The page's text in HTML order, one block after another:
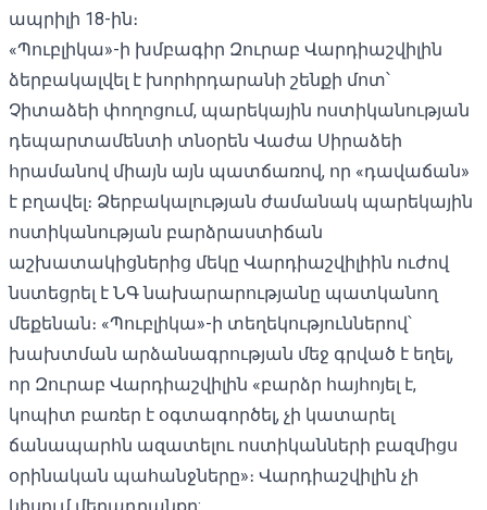
ապրիլի 18-ին։
«Պուբլիկա»-ի խմբագիր Զուրաբ Վարդիաշվիլին
ձերբակալվել է խորհրդարանի շենքի մոտ՝
Չիտաձեի փողոցում, պարեկային ոստիկանության
դեպարտամենտի տնօրեն Վաժա Սիրաձեի
հրամանով միայն այն պատճառով, որ «դավաճան»
է բղավել։ Ձերբակալության ժամանակ պարեկային
ոստիկանության բարձրաստիճան
աշխատակիցներից մեկը Վարդիաշվիլիին ուժով
նստեցրել է ՆԳ նախարարությանը պատկանող
մեքենան։ «Պուբլիկա»-ի տեղեկություններով՝
խախտման արձանագրության մեջ գրված է եղել,
որ Զուրաբ Վարդիաշվիլին «բարձր հայհոյել է,
կոպիտ բառեր է օգտագործել, չի կատարել
ճանապարհն ազատելու ոստիկանների բազմիցս
օրինական պահանջները»։ Վարդիաշվիլին չի